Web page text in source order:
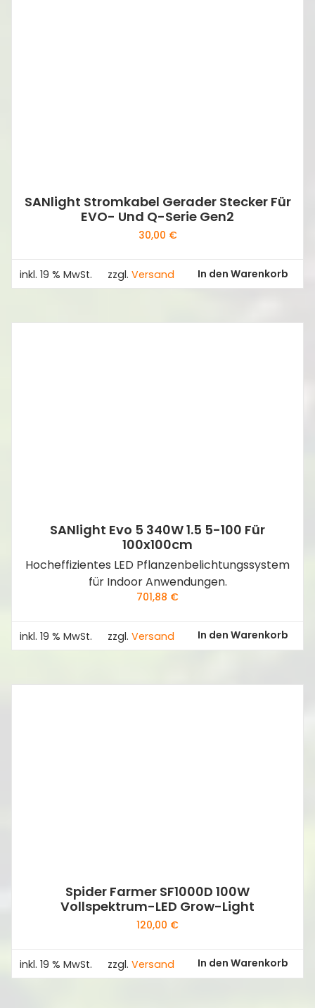
SANlight Stromkabel Gerader Stecker Für
EVO- Und Q-Serie Gen2
30,00 €
inkl. 19 % MwSt. zzgl. Versand In den Warenkorb
SANlight Evo 5 340W 1.5 5-100 Für
100x100cm
Hocheffizientes LED Pflanzen­belichtungs­system
für Indoor Anwendungen.
701,88 €
inkl. 19 % MwSt. zzgl. Versand In den Warenkorb
Spider Farmer SF1000D 100W
Vollspektrum-LED Grow-Light
120,00 €
inkl. 19 % MwSt. zzgl. Versand In den Warenkorb